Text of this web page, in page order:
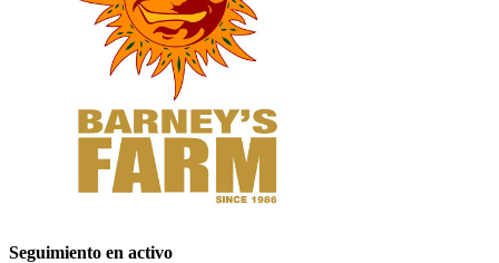
Seguimiento en activo